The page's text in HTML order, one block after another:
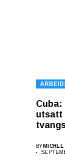
Cuba:
utsatt
BY